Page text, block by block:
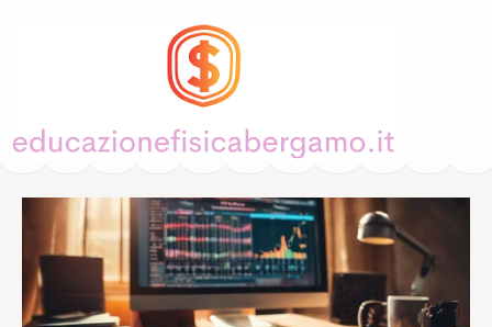
– Guide alle